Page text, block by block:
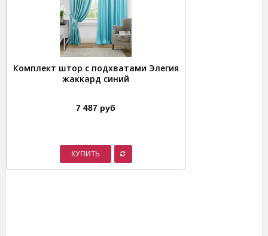
Комплект штор с подхватами Элегия
жаккард синий
7 487 руб
КУПИТЬ